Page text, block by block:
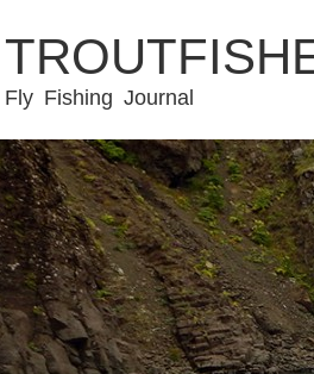
Fly Fishing Journal